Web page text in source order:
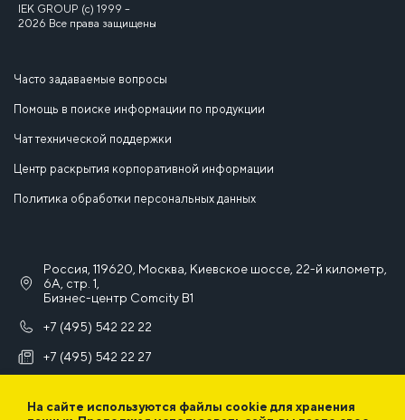
IEK GROUP (c) 1999 –
2026 Все права защищены
Часто задаваемые вопросы
Помощь в поиске информации по продукции
Чат технической поддержки
Центр раскрытия корпоративной информации
Политика обработки персональных данных
Россия, 119620, Москва, Киевское шоссе, 22-й километр,
6А, стр. 1,
Бизнес-центр Comcity B1
+7 (495) 542 22 22
+7 (495) 542 22 27
На сайте используются файлы cookie для хранения